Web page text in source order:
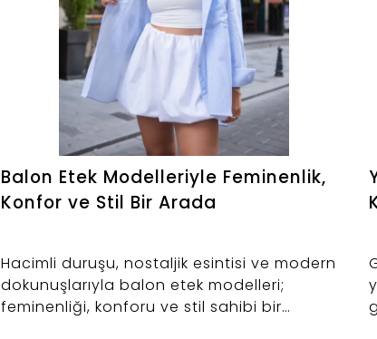
Balon Etek Modelleriyle Feminenlik,
Konfor ve Stil Bir Arada
Hacimli duruşu, nostaljik esintisi ve modern
dokunuşlarıyla balon etek modelleri;
feminenliği, konforu ve stil sahibi bir